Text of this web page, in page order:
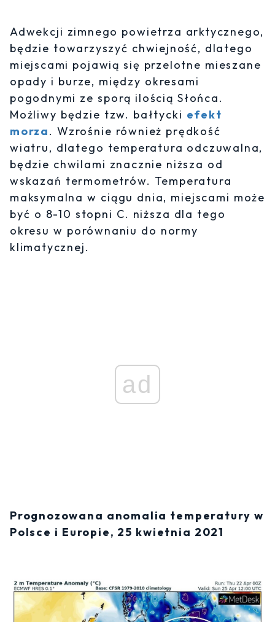
Adwekcji zimnego powietrza arktycznego,
będzie towarzyszyć chwiejność, dlatego
miejscami pojawią się przelotne mieszane
opady i burze, między okresami
pogodnymi ze sporą ilością Słońca.
Możliwy będzie tzw. bałtycki efekt
morza. Wzrośnie również prędkość
wiatru, dlatego temperatura odczuwalna,
będzie chwilami znacznie niższa od
wskazań termometrów. Temperatura
maksymalna w ciągu dnia, miejscami może
być o 8-10 stopni C. niższa dla tego
okresu w porównaniu do normy
klimatycznej.
ad
Prognozowana anomalia temperatury w
Polsce i Europie, 25 kwietnia 2021